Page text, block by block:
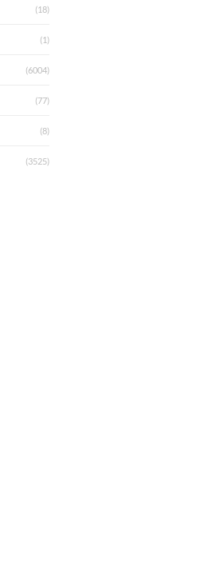
(18)
(1)
(6004)
(77)
(8)
(3525)